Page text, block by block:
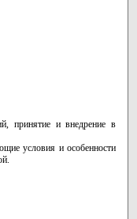
принятие и внедрение в
условия и особенности